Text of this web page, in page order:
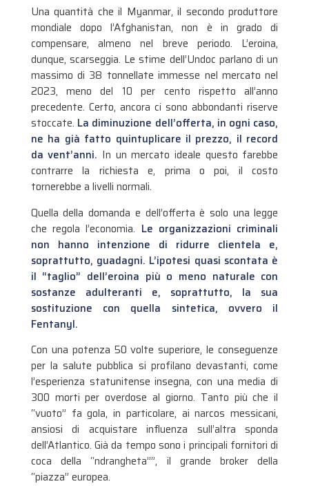
Una quantità che il Myanmar, il secondo produttore
mondiale dopo l’Afghanistan, non è in grado di
compensare, almeno nel breve periodo. L’eroina,
dunque, scarseggia. Le stime dell’Undoc parlano di un
massimo di 38 tonnellate immesse nel mercato nel
2023, meno del 10 per cento rispetto all’anno
precedente. Certo, ancora ci sono abbondanti riserve
stoccate. La diminuzione dell’offerta, in ogni caso,
ne ha già fatto quintuplicare il prezzo, il record
da vent’anni. In un mercato ideale questo farebbe
contrarre la richiesta e, prima o poi, il costo
tornerebbe a livelli normali.
Quella della domanda e dell’offerta è solo una legge
che regola l’economia. Le organizzazioni criminali
non hanno intenzione di ridurre clientela e,
soprattutto, guadagni. L’ipotesi quasi scontata è
il “taglio” dell’eroina più o meno naturale con
sostanze adulteranti e, soprattutto, la sua
sostituzione con quella sintetica, ovvero il
Fentanyl.
Con una potenza 50 volte superiore, le conseguenze
per la salute pubblica si profilano devastanti, come
l’esperienza statunitense insegna, con una media di
300 morti per overdose al giorno. Tanto più che il
“vuoto” fa gola, in particolare, ai narcos messicani,
ansiosi di acquistare influenza sull’altra sponda
dell’Atlantico. Già da tempo sono i principali fornitori di
coca della “ndrangheta””, il grande broker della
“piazza” europea.